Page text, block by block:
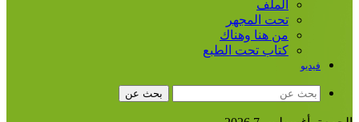
الملف
تحت المجهر
من هنا وهناك
كتاب تحت الطبع
فيديو
بحث عن